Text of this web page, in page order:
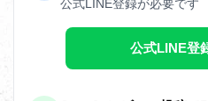
公式LINE登録が必要です
公式LINE登